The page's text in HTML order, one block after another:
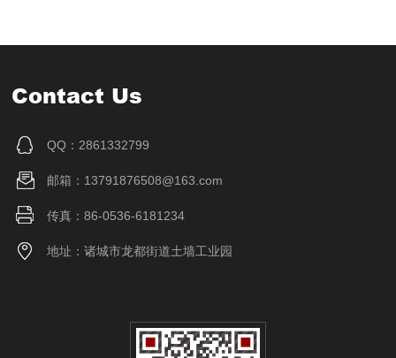
Contact Us
QQ：2861332799
邮箱：13791876508@163.com
传真：86-0536-6181234
地址：诸城市龙都街道土墙工业园